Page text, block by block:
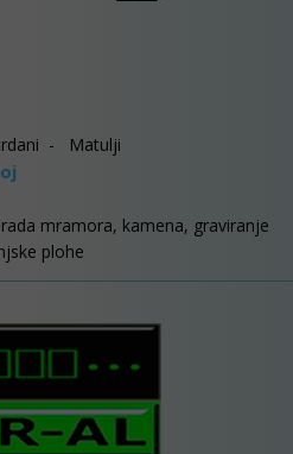
- Matulji
mramora, kamena, graviranje
plohe